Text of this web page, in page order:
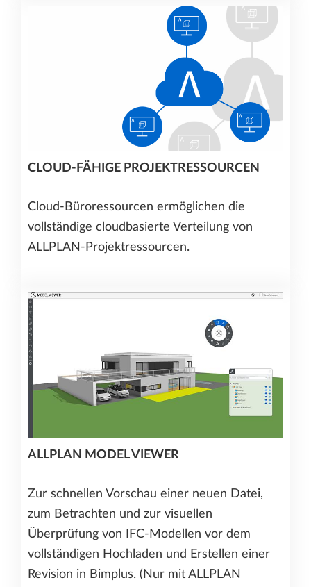
CLOUD-FÄHIGE PROJEKTRESSOURCEN
Cloud-Büroressourcen ermöglichen die
vollständige cloudbasierte Verteilung von
ALLPLAN-Projektressourcen.
ALLPLAN MODEL VIEWER
Zur schnellen Vorschau einer neuen Datei,
zum Betrachten und zur visuellen
Überprüfung von IFC-Modellen vor dem
vollständigen Hochladen und Erstellen einer
Revision in Bimplus. (Nur mit ALLPLAN